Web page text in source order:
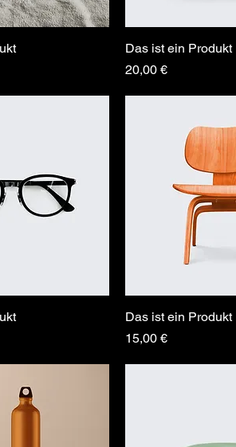
Das ist ein Produkt
Preis
20,00 €
Das ist ein Produkt
Preis
15,00 €